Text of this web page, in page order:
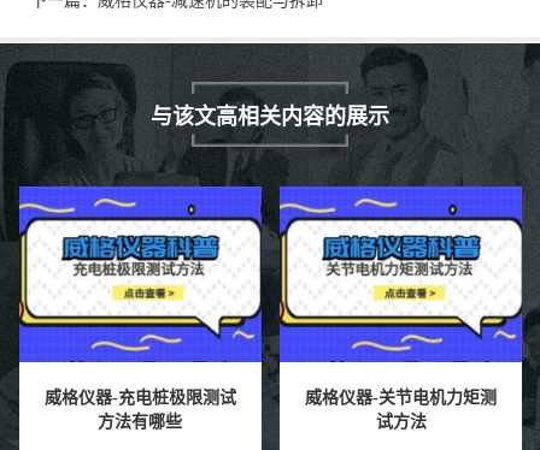
与该文高相关内容的展示
威格仪器-充电桩极限测试
方法有哪些
威格仪器-关节电机力矩测
试方法